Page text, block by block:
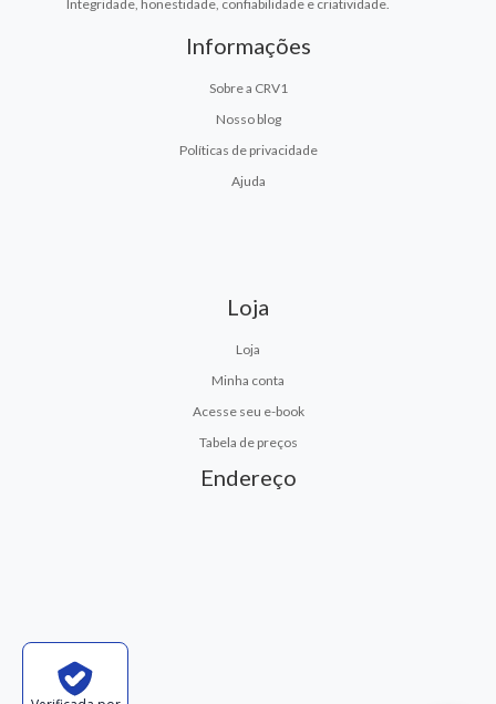
Integridade, honestidade, confiabilidade e criatividade.
Informações
Sobre a CRV1
Nosso blog
Políticas de privacidade
Ajuda
Loja
Loja
Minha conta
Acesse seu e-book
Tabela de preços
Endereço